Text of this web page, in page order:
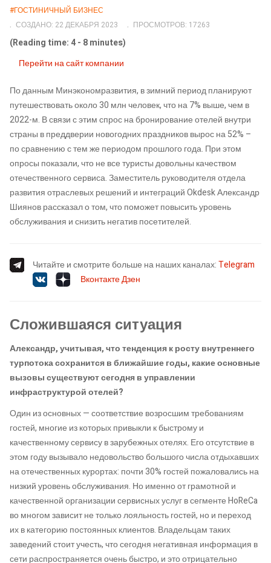
#ГОСТИНИЧНЫЙ БИЗНЕС
СОЗДАНО: 22 ДЕКАБРЯ 2023
ПРОСМОТРОВ: 17263
(Reading time: 4 - 8 minutes)
Перейти на сайт компании
По данным Минэкономразвития, в зимний период планируют
путешествовать около 30 млн человек, что на 7% выше, чем в
2022-м. В связи с этим спрос на бронирование отелей внутри
страны в преддверии новогодних праздников вырос на 52% –
по сравнению с тем же периодом прошлого года. При этом
опросы показали, что не все туристы довольны качеством
отечественного сервиса. Заместитель руководителя отдела
развития отраслевых решений и интеграций Okdesk Александр
Шиянов рассказал о том, что поможет повысить уровень
обслуживания и снизить негатив посетителей.
Читайте и смотрите больше на наших каналах:Telegram
ВконтактеДзен
Сложившаяся ситуация
Александр, учитывая, что тенденция к росту внутреннего
турпотока сохранится в ближайшие годы, какие основные
вызовы существуют сегодня в управлении
инфраструктурой отелей?
Один из основных — соответствие возросшим требованиям
гостей, многие из которых привыкли к быстрому и
качественному сервису в зарубежных отелях. Его отсутствие в
этом году вызывало недовольство большого числа отдыхавших
на отечественных курортах: почти 30% гостей пожаловались на
низкий уровень обслуживания. Но именно от грамотной и
качественной организации сервисных услуг в сегменте HoReCa
во многом зависит не только лояльность гостей, но и переход
их в категорию постоянных клиентов. Владельцам таких
заведений стоит учесть, что сегодня негативная информация в
сети распространяется очень быстро, и это отрицательно